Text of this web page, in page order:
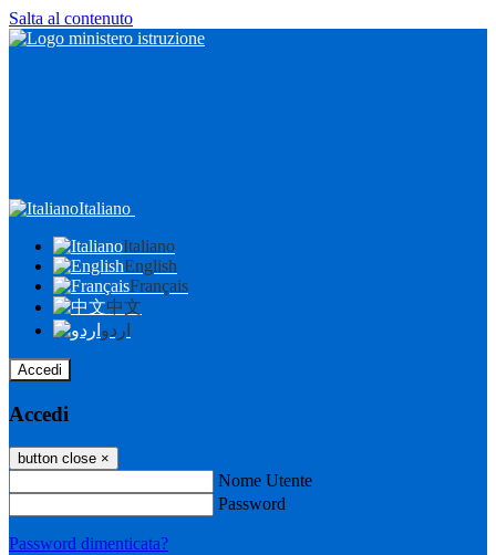
Salta al contenuto
Italiano
Italiano
English
Français
中文
اردو
Accedi
Accedi
button close ×
Nome Utente
Password
Password dimenticata?